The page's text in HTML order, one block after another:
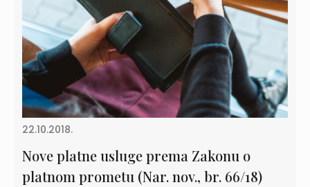
22.10.2018.
Nove platne usluge prema Zakonu o
platnom prometu (Nar. nov., br. 66/18)